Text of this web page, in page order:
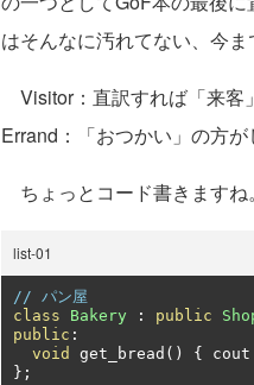
はそんなに汚れてない、今ま
Visitor：直訳すれば「来客
Errand：「おつかい」の方が
ちょっとコード書きますね
list-01
// パン屋
class
Bakery : public
public :
void
get_bread () { cout
};